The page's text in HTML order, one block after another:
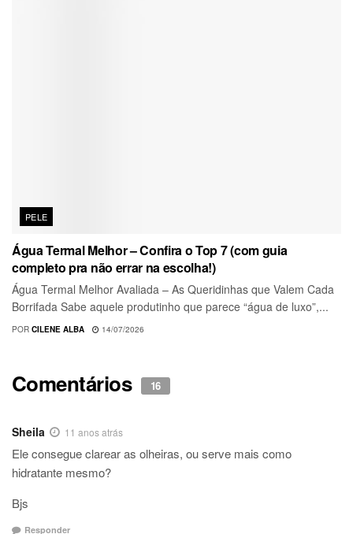
PELE
Água Termal Melhor – Confira o Top 7 (com guia
completo pra não errar na escolha!)
Água Termal Melhor Avaliada – As Queridinhas que Valem Cada
Borrifada Sabe aquele produtinho que parece “água de luxo”,...
POR CILENE ALBA 14/07/2026
Comentários 16
Sheila 11 anos atrás
Ele consegue clarear as olheiras, ou serve mais como
hidratante mesmo?
Bjs
Responder